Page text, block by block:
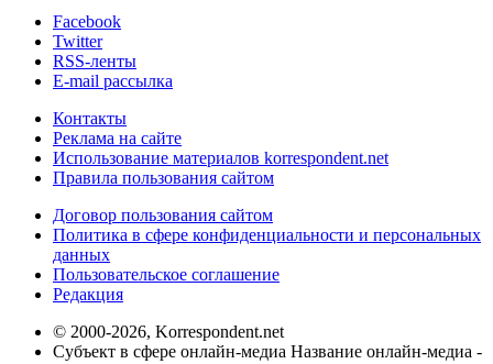
Facebook
Twitter
RSS-ленты
E-mail рассылка
Контакты
Реклама на сайте
Использование материалов korrespondent.net
Правила пользования сайтом
Договор пользования сайтом
Политика в сфере конфиденциальности и персональных
данных
Пользовательское соглашение
Редакция
© 2000-2026, Korrespondent.net
Субъект в сфере онлайн-медиа Название онлайн-медиа -